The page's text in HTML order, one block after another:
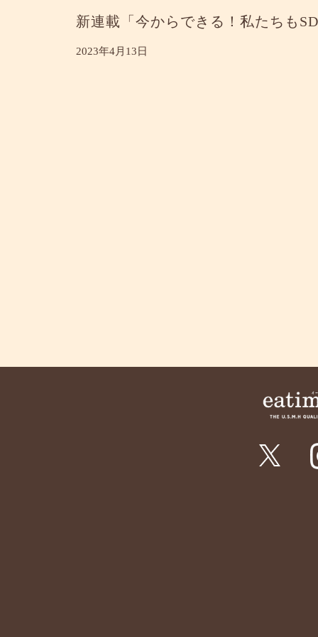
新連載「今からできる！私たちも
2023年4月13日